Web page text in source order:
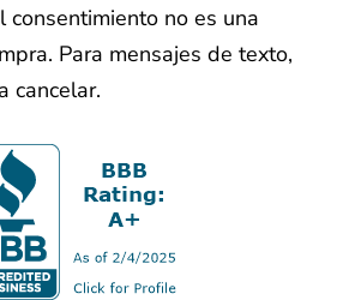
consentimiento no es una
Para mensajes de texto,
cancelar.